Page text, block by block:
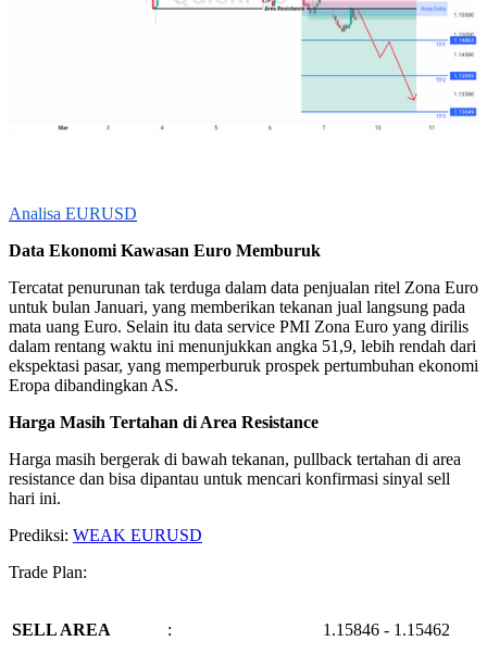
Analisa EURUSD
Data Ekonomi Kawasan Euro Memburuk
Tercatat penurunan tak terduga dalam data penjualan ritel Zona Euro
untuk bulan Januari, yang memberikan tekanan jual langsung pada
mata uang Euro. Selain itu data service PMI Zona Euro yang dirilis
dalam rentang waktu ini menunjukkan angka 51,9, lebih rendah dari
ekspektasi pasar, yang memperburuk prospek pertumbuhan ekonomi
Eropa dibandingkan AS.
Harga Masih Tertahan di Area Resistance
Harga masih bergerak di bawah tekanan, pullback tertahan di area
resistance dan bisa dipantau untuk mencari konfirmasi sinyal sell
hari ini.
Prediksi: WEAK EURUSD
Trade Plan:
SELL AREA : 1.15846 - 1.15462